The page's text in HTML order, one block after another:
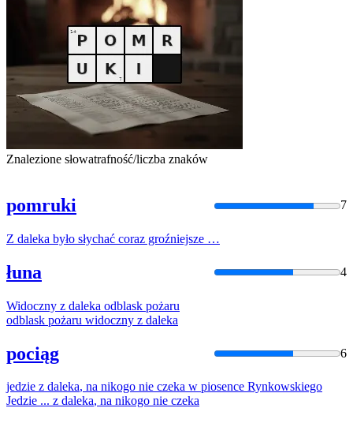
Znalezione słowatrafność/liczba znaków
pomruki 7
Z daleka było słychać coraz groźniejsze …
łuna 4
Widoczny z daleka odblask pożaru
odblask pożaru widoczny z daleka
pociąg 6
jedzie z daleka, na nikogo nie czeka w piosence Rynkowskiego
Jedzie ... z daleka, na nikogo nie czeka